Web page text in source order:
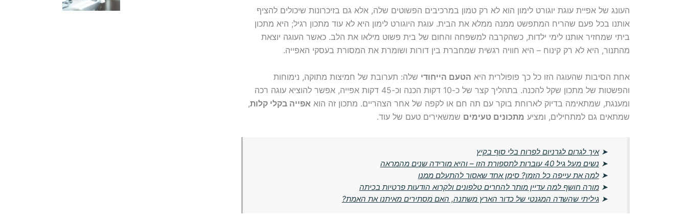
העונג של אפיית עוגת יוגורט לימון הוא לא רק טמון במרכיבים הפשוטים שלה, אלא גם בזיכרונות שיכולים להציף
אותנו בכל פעם שהריח המתפשט ממנה ממלא את הבית. עוגת היוגורט לימון היא לא עוד מתכון רגיל; היא מתכון
ביתי שמחזיר אותנו לימי ילדות, כשהקרבה למשפחה והחום של בית פשוט מילאו את הלב. כאשר העוגה יוצאת
מהתנור, היא לא רק קינוח – היא חוויה רגשית שמחברת בין דורות ושומרת את המסורת בעסקי האפייה.
אחת הסיבות שהעוגה הזו כל כך פופולרית היא הטעם הייחודי שלה: תערובת של חמיצות מתוקה, נימוחות
והפשטות של מתכון שקל להכנה. בתהליך קצר של כ-10 דקות הכנה וכ-45 דקות אפייה, אפשר להוציא עוגה רכה
ומענגת, שמתאימה בדיוק לארוחת בוקר עם תה חם או לקפה של אחר הצהריים. מתכון זה הוא אפייה בקלי קלות,
שמתאים גם למתחילים, ומציע מתכונים טעימים שמשאירים טעם של עוד.
➤איך לגרום לגרניום לפרוח בלי סוף בקיץ
➤ נשים מעל גיל 40 עוברות לתספורת הזו – והיא מורידה שנים מהמראה
➤למה את עייפה כל הזמן? סימן אחד שאסור להתעלם ממנו
➤מורה חושף למה עדיין מותר להחרים טלפונים ולקרוא הודעות פרטיות בכיתה
➤גיליתי שהשדה המגנטי של כדור הארץ משתנה, האם מסתירים מאיתנו את האמת?